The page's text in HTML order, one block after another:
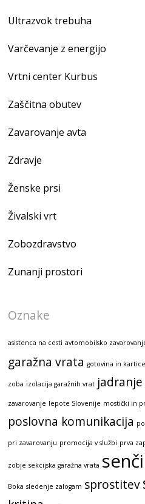
Ultrazvok trebuha
Varčevanje z energijo
Vrtni center Kurbus
Zaščitna obutev
Zavarovanje avta
Zdravje
Ženske prsi
Živalski vrt
Zobozdravstvo
Zunanji prostori
Oznake
asistenca na cesti avtomobilsko
garažna vrata gotovina in kartice
zoba izolacija garažnih vrat jadranje
zavarovanje lepote Slovenije mostički in
poslovna komunikacija
pri zavarovanju promocija v službi prva
zobje sekcijska garažna vrata
Boka sledenje zalogam sprostitev